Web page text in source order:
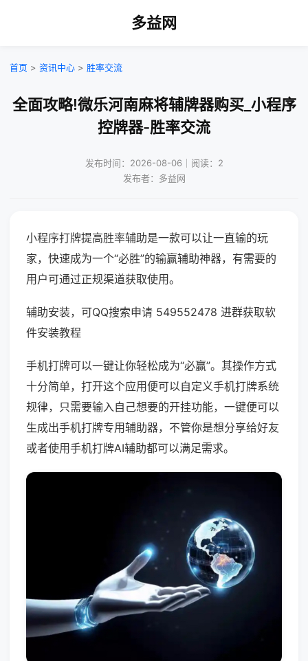
多益网
首页 > 资讯中心 > 胜率交流
全面攻略!微乐河南麻将辅牌器购买_小程序
控牌器-胜率交流
发布时间：2026-08-06｜阅读：2
发布者：多益网
小程序打牌提高胜率辅助是一款可以让一直输的玩
家，快速成为一个“必胜”的输赢辅助神器，有需要的
用户可通过正规渠道获取使用。
辅助安装，可QQ搜索申请 549552478 进群获取软
件安装教程
手机打牌可以一键让你轻松成为“必赢”。其操作方式
十分简单，打开这个应用便可以自定义手机打牌系统
规律，只需要输入自己想要的开挂功能，一键便可以
生成出手机打牌专用辅助器，不管你是想分享给好友
或者使用手机打牌AI辅助都可以满足需求。